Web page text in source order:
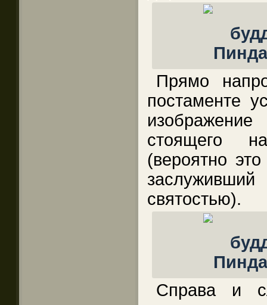
Прямо
постаменте
стоящего
(вероятно
святостью).
Справа и